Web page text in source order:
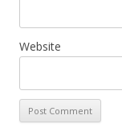
Website